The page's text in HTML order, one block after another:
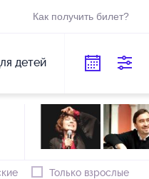
Как получить билет?
детей
Только взрослые